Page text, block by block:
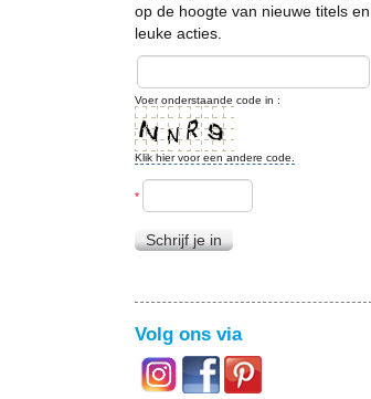
op de hoogte van nieuwe titels en
leuke acties.
Voer onderstaande code in :
Klik hier voor een andere code.
*
Schrijf je in
Volg ons via